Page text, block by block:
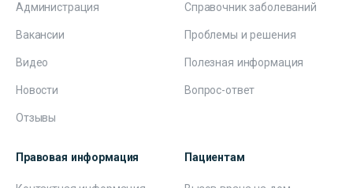
Администрация
Вакансии
Видео
Новости
Отзывы
Справочник заболеваний
Проблемы и решения
Полезная информация
Вопрос-ответ
Правовая информация Пациентам